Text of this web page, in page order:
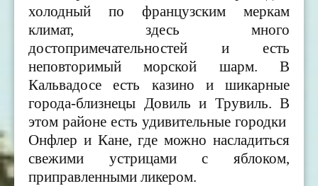
холодный по французским меркам
климат, здесь много
достопримечательностей и есть
неповторимый морской шарм. В
Кальвадосе есть казино и шикарные
города-близнецы Довиль и Трувиль. В
этом районе есть удивительные городки
Онфлер и Кане, где можно насладиться
свежими устрицами с яблоком,
приправленными ликером.